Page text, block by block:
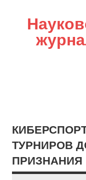
ТУРНИРОВ
ПРИЗНАНИЯ